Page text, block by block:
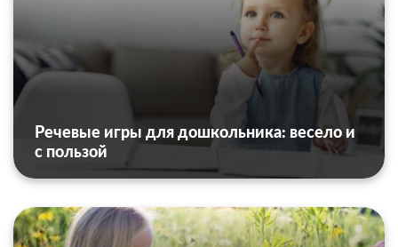
Речевые игры для дошкольника: весело и
с пользой